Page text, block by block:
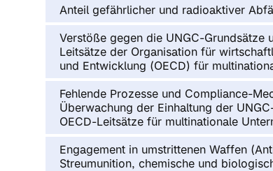
Anteil gefährlicher und radioaktiver
Verstöße gegen die UNGC-Grundsätze
Leitsätze der Organisation für
und Entwicklung (OECD) für
Fehlende Prozesse und Compliance-
Überwachung der Einhaltung der
OECD-Leitsätze für multinationale
Engagement in umstrittenen Waffen
Streumunition, chemische und